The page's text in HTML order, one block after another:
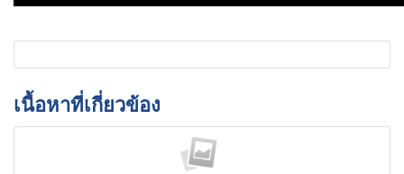
เนื้อหาที่เกี่ยวข้อง